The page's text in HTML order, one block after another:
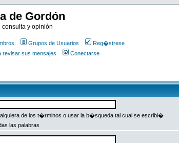
de Gordón
consulta y opinión
Grupos de Usuarios
Reg�strese
sus mensajes Conectarse
de los t�rminos o usar la b�squeda tal cual se escribi�
las palabras